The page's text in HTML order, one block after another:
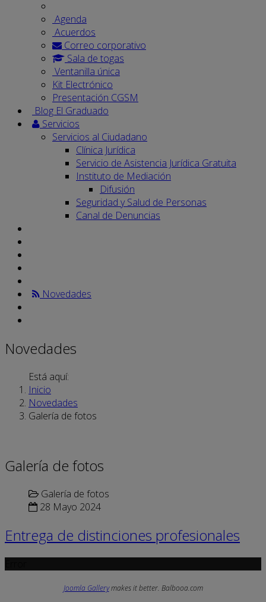
Agenda
Acuerdos
Correo corporativo
Sala de togas
Ventanilla única
Kit Electrónico
Presentación CGSM
Blog El Graduado
Servicios
Servicios al Ciudadano
Clínica Jurídica
Servicio de Asistencia Jurídica Gratuita
Instituto de Mediación
Difusión
Seguridad y Salud de Personas
Canal de Denuncias
Novedades
Novedades
Está aquí:
Inicio
Novedades
Galería de fotos
Galería de fotos
Galería de fotos
28 Mayo 2024
Entrega de distinciones profesionales
Joomla Gallerymakes it better. Balbooa.com